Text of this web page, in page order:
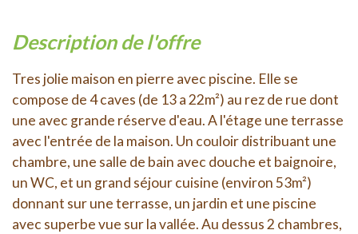
description de l'offre
Tres jolie maison en pierre avec piscine. Elle se
compose de 4 caves (de 13 a 22m²) au rez de rue dont
une avec grande réserve d'eau. A l'étage une terrasse
avec l'entrée de la maison. Un couloir distribuant une
chambre, une salle de bain avec douche et baignoire,
un WC, et un grand séjour cuisine (environ 53m²)
donnant sur une terrasse, un jardin et une piscine
avec superbe vue sur la vallée. Au dessus 2 chambres,